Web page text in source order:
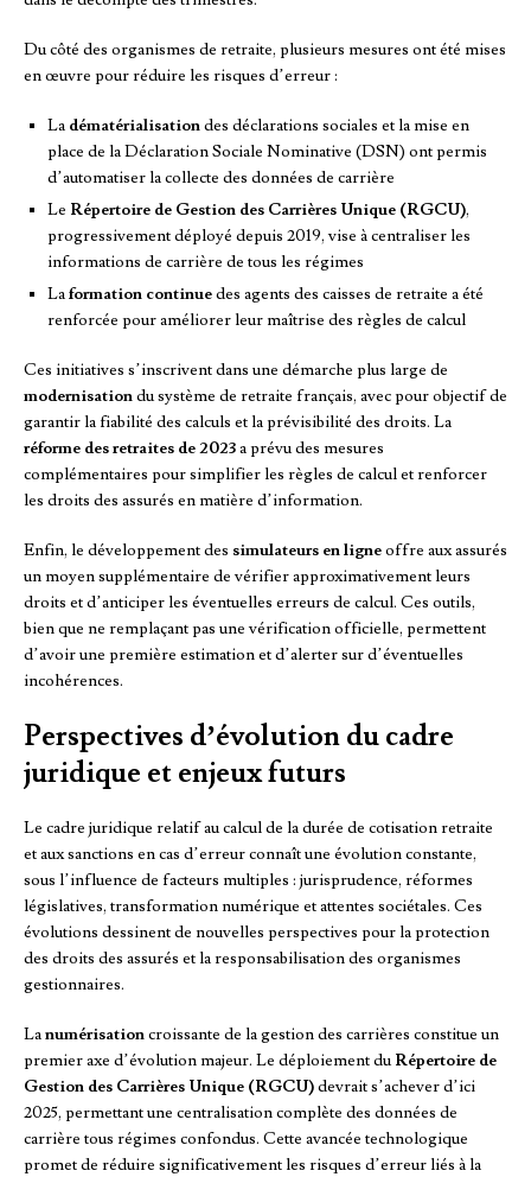
Du côté des organismes de retraite, plusieurs mesures ont été mises
en œuvre pour réduire les risques d’erreur :
La dématérialisationdes déclarations sociales et la mise en
place de la Déclaration Sociale Nominative (DSN) ont permis
d’automatiser la collecte des données de carrière
Le Répertoire de Gestion des Carrières Unique (RGCU),
progressivement déployé depuis 2019, vise à centraliser les
informations de carrière de tous les régimes
Laformation continuedes agents des caisses de retraite a été
renforcée pour améliorer leur maîtrise des règles de calcul
Ces initiatives s’inscrivent dans une démarche plus large de
modernisationdu système de retraite français, avec pour objectif de
garantir la fiabilité des calculs et la prévisibilité des droits. La
réforme des retraites de 2023a prévu des mesures
complémentaires pour simplifier les règles de calcul et renforcer
les droits des assurés en matière d’information.
Enfin, le développement des simulateurs en ligneoffre aux assurés
un moyen supplémentaire de vérifier approximativement leurs
droits et d’anticiper les éventuelles erreurs de calcul. Ces outils,
bien que ne remplaçant pas une vérification officielle, permettent
d’avoir une première estimation et d’alerter sur d’éventuelles
incohérences.
Perspectives d’évolution du cadre
juridique et enjeux futurs
Le cadre juridique relatif au calcul de la durée de cotisation retraite
et aux sanctions en cas d’erreur connaît une évolution constante,
sous l’influence de facteurs multiples : jurisprudence, réformes
législatives, transformation numérique et attentes sociétales. Ces
évolutions dessinent de nouvelles perspectives pour la protection
des droits des assurés et la responsabilisation des organismes
gestionnaires.
Lanumérisationcroissante de la gestion des carrières constitue un
premier axe d’évolution majeur. Le déploiement duRépertoire de
Gestion des Carrières Unique (RGCU)devrait s’achever d’ici
2025, permettant une centralisation complète des données de
carrière tous régimes confondus. Cette avancée technologique
promet de réduire significativement les risques d’erreur liés à la